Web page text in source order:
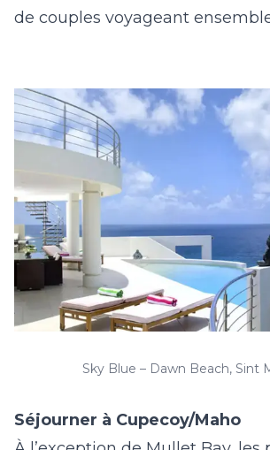
de couples voyageant
Sky Blue – Dawn Beach, Sint
Séjourner à Cupecoy/Maho